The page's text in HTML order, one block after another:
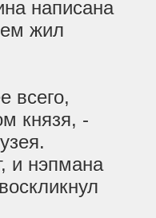
написана
жил
всего,
князя, -
и нэпмана